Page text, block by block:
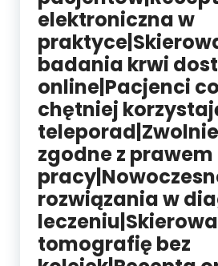
elektroniczna w
badania krwi
online|Pacjenci
chętniej
zgodne z prawem
rozwiązania w
tomografię bez